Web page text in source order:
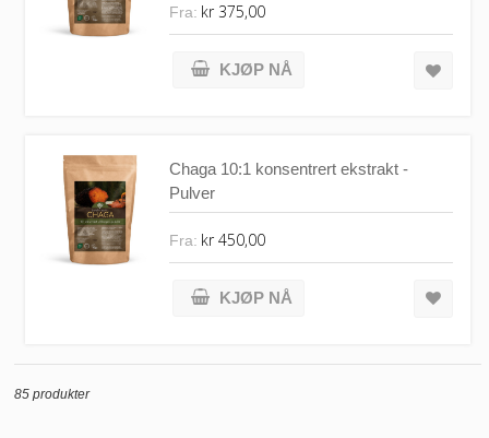
Fra: kr 375,00
KJØP NÅ
Chaga 10:1 konsentrert ekstrakt -
Pulver
Fra: kr 450,00
KJØP NÅ
85 produkter